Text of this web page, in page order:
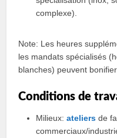
complexe).
Note: Les heures
les mandats spécialisés
blanches) peuvent
Conditions de
Milieux:ateliers de
commerciaux/